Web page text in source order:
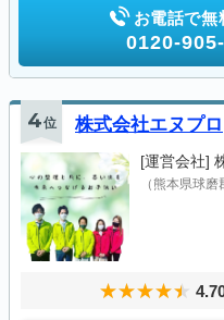
お電話で無
0120-
4位 株式会社エヌプロ
[運営会社]
（熊本県球